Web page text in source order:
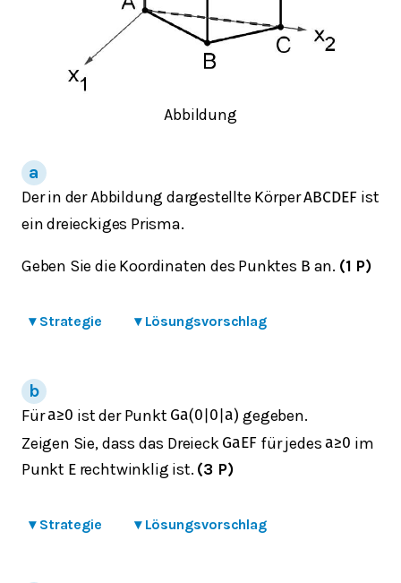
Abbildung
Der in der Abbildung dargestellte KörperABCDEF ist
ein dreieckiges Prisma.
Geben Sie die Koordinaten des Punktes B an. (1 P)
▾ Strategie ▾ Lösungsvorschlag
Füra≥0 ist der Punkt Ga(0 0 |a) gegeben.
Zeigen Sie, dass das Dreieck Ga EF für jedesa≥0 im
Punkt Erechtwinklig ist. (3 P)
▾ Strategie ▾ Lösungsvorschlag